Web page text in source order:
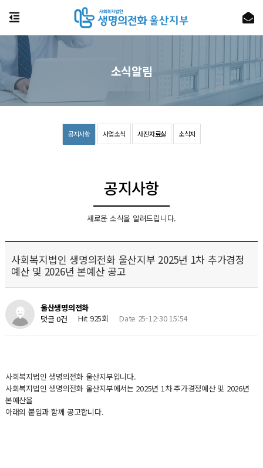
공지사항 사업소식 사진자료실 소식지
소식알림
공지사항
새로운 소식을 알려드립니다.
사회복지법인 생명의전화 울산지부 2025년 1차 추가경정
예산 및 2026년 본예산 공고
울산생명의전화
댓글 0건
Hit 925회 Date 25-12-30 15:54
사회복지법인 생명의전화 울산지부입니다.
사회복지법인 생명의전화 울산지부에서는 2025년 1차 추가경정예산 및 2026년
본예산을
아래의 붙임과 함께 공고합니다.